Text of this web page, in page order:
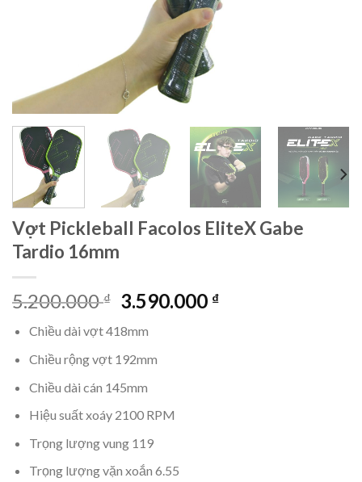
Vợt Pickleball Facolos EliteX Gabe
Tardio 16mm
5.200.000₫ Giá
là:
5.200.000 ₫.
3.590.000 ₫Giá
Chiều dài vợt 418mm
Chiều rộng vợt 192mm
Chiều dài cán 145mm
Hiệu suất xoáy 2100 RPM
Trọng lượng vung 119
Trọng lượng vặn xoắn 6.55